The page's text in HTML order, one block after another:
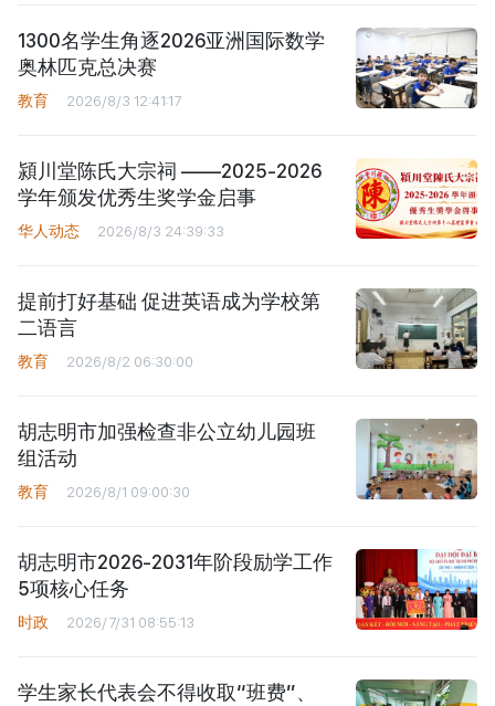
1300名学生角逐2026亚洲国际数学
奥林匹克总决赛
教育 2026/8/3 12:41:17
潁川堂陈氏大宗祠 ——2025-2026
学年颁发优秀生奖学金启事
华人动态 2026/8/3 24:39:33
提前打好基础 促进英语成为学校第
二语言
教育 2026/8/2 06:30:00
胡志明市加强检查非公立幼儿园班
组活动
教育 2026/8/1 09:00:30
胡志明市2026-2031年阶段励学工作
5项核心任务
时政 2026/7/31 08:55:13
学生家长代表会不得收取“班费”、